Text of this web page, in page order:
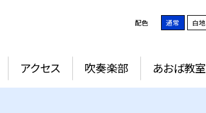
配色 通常 白地
アクセス 吹奏楽部 あおば教室